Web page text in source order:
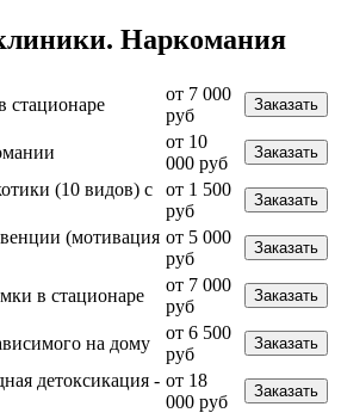
Наркомания
стационаре
от 7 000
руб
Заказать
от 10
000 руб
Заказать
(10 видов) с
от 1 500
руб
Заказать
(мотивация от 5 000
руб
Заказать
в стационаре
от 7 000
руб
Заказать
на дому
от 6 500
руб
Заказать
детоксикация - от 18
000 руб
Заказать